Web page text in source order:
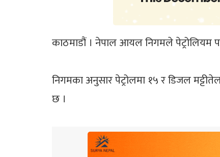
काठमाडौं । नेपाल आयल निगमले पेट्रोलियम
निगमका अनुसार पेट्रोलमा १५ र डिजल
छ ।